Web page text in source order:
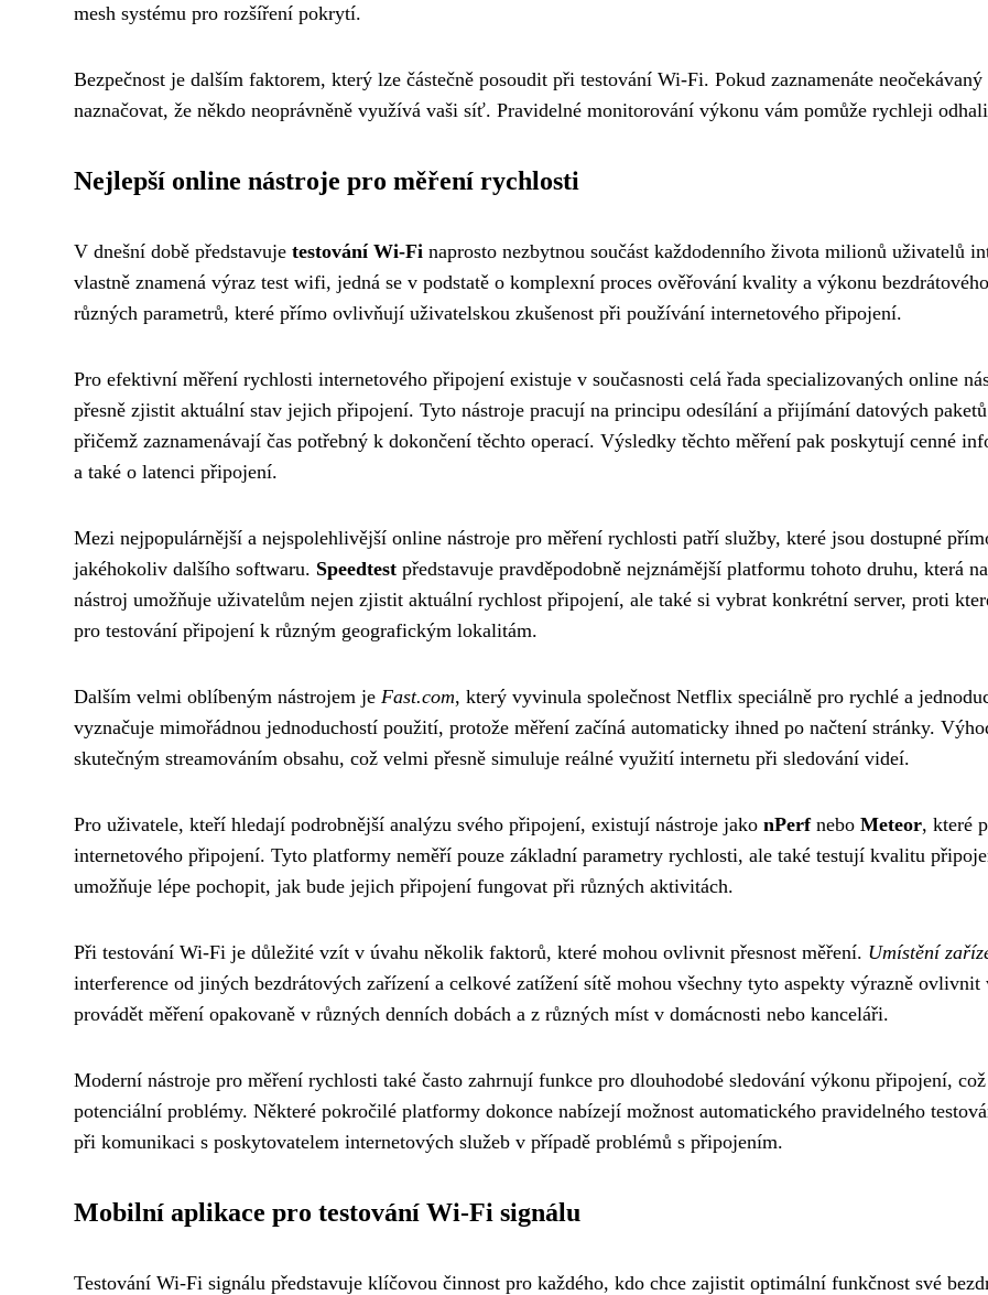
mesh systému pro rozšíření pokrytí.
Bezpečnost je dalším faktorem, který lze částečně posoudit při testování Wi-Fi. Pokud zaznamenáte
naznačovat, že někdo neoprávněně využívá vaši síť. Pravidelné monitorování výkonu vám pomůže rychleji
Nejlepší online nástroje pro měření rychlosti
V dnešní době představuje testování Wi-Fi naprosto nezbytnou součást každodenního života milionů uživatelů
vlastně znamená výraz test wifi, jedná se v podstatě o komplexní proces ověřování kvality a výkonu
různých parametrů, které přímo ovlivňují uživatelskou zkušenost při používání internetového připojení.
Pro efektivní měření rychlosti internetového připojení existuje v současnosti celá řada specializovaných online
přesně zjistit aktuální stav jejich připojení. Tyto nástroje pracují na principu odesílání a přijímání datových
přičemž zaznamenávají čas potřebný k dokončení těchto operací. Výsledky těchto měření pak poskytují cenné
a také o latenci připojení.
Mezi nejpopulárnější a nejspolehlivější online nástroje pro měření rychlosti patří služby, které jsou dostupné
jakéhokoliv dalšího softwaru. Speedtest představuje pravděpodobně nejznámější platformu tohoto druhu, která
nástroj umožňuje uživatelům nejen zjistit aktuální rychlost připojení, ale také si vybrat konkrétní server, proti
pro testování připojení k různým geografickým lokalitám.
Dalším velmi oblíbeným nástrojem je Fast.com, který vyvinula společnost Netflix speciálně pro rychlé a
vyznačuje mimořádnou jednoduchostí použití, protože měření začíná automaticky ihned po načtení stránky.
skutečným streamováním obsahu, což velmi přesně simuluje reálné využití internetu při sledování videí.
Pro uživatele, kteří hledají podrobnější analýzu svého připojení, existují nástroje jako nPerfnebo Meteor, které
internetového připojení. Tyto platformy neměří pouze základní parametry rychlosti, ale také testují kvalitu
umožňuje lépe pochopit, jak bude jejich připojení fungovat při různých aktivitách.
Při testování Wi-Fi je důležité vzít v úvahu několik faktorů, které mohou ovlivnit přesnost měření. Umístění
interference od jiných bezdrátových zařízení a celkové zatížení sítě mohou všechny tyto aspekty výrazně
provádět měření opakovaně v různých denních dobách a z různých míst v domácnosti nebo kanceláři.
Moderní nástroje pro měření rychlosti také často zahrnují funkce pro dlouhodobé sledování výkonu připojení,
potenciální problémy. Některé pokročilé platformy dokonce nabízejí možnost automatického pravidelného
při komunikaci s poskytovatelem internetových služeb v případě problémů s připojením.
Mobilní aplikace pro testování Wi-Fi signálu
Testování Wi-Fi signálu představuje klíčovou činnost pro každého, kdo chce zajistit optimální funkčnost své